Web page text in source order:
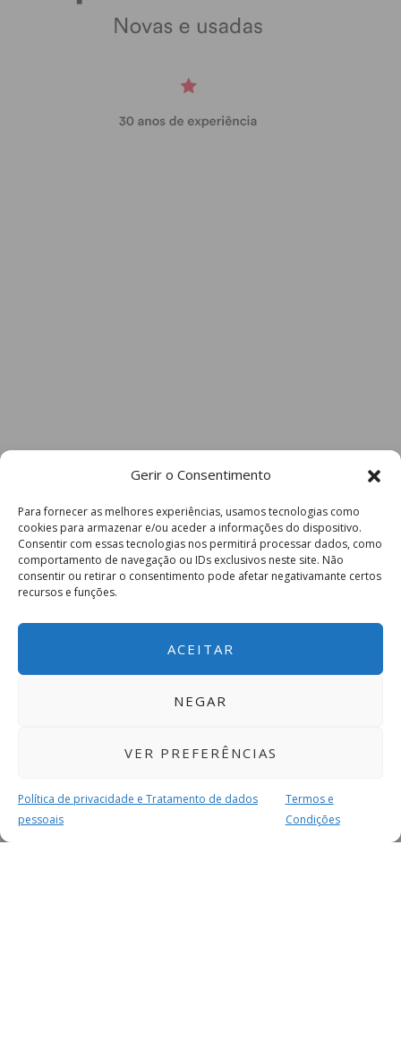
Gerir o Consentimento
Para fornecer as melhores experiências, usamos tecnologias como
cookies para armazenar e/ou aceder a informações do dispositivo.
Consentir com essas tecnologias nos permitirá processar dados, como
comportamento de navegação ou IDs exclusivos neste site. Não
consentir ou retirar o consentimento pode afetar negativamante certos
recursos e funções.
ACEITAR
NEGAR
VER PREFERÊNCIAS
Política de privacidade e Tratamento de dados
pessoais
Termos e
Condições